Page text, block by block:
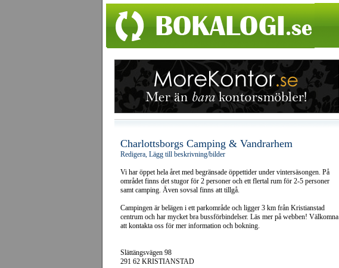
Charlottsborgs Camping & Vandrarhem
Redigera, Lägg till beskrivning/bilder
Vi har öppet hela året med begränsade öppettider under vintersäsongen. På
området finns det stugor för 2 personer och ett flertal rum för 2-5 personer
samt camping. Även sovsal finns att tillgå.
Campingen är belägen i ett parkområde och ligger 3 km från Kristianstad
centrum och har mycket bra bussförbindelser. Läs mer på webben! Välkomna
att kontakta oss för mer information och bokning.
Slättängsvägen 98
291 62 KRISTIANSTAD